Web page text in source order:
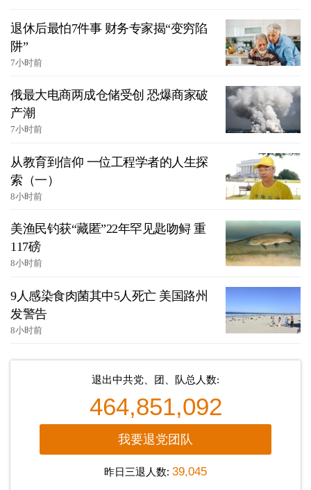
退休后最怕7件事 财务专家揭“变穷陷
阱”
7小时前
俄最大电商两成仓储受创 恐爆商家破
产潮
7小时前
从教育到信仰 一位工程学者的人生探
索（一）
8小时前
美渔民钓获“藏匿”22年罕见匙吻鲟 重
117磅
8小时前
9人感染食肉菌其中5人死亡 美国路州
发警告
8小时前
退出中共党、团、队总人数:
464,851,092
我要退党团队
昨日三退人数: 39,045